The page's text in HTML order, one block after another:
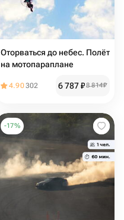
Оторваться до небес. Полёт
на мотопараплане
4.90302 6 787₽8 814₽
-17%